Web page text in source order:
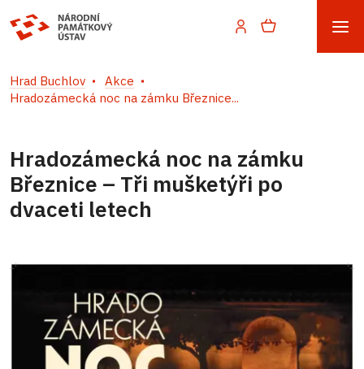
Hrad Buchlov
Akce
Hradozámecká noc na zámku Březnice...
Hradozámecká noc na zámku
Březnice – Tři mušketýři po
dvaceti letech